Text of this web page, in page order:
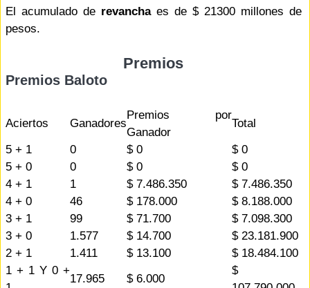
El acumulado de revanchaes de $ 21300 millones de
pesos.
Premios
Premios Baloto
Aciertos Ganadores
Premios por
Ganador
Total
5 + 1
0 $ 0
$ 0
5 + 0
0 $ 0
$ 0
4 + 1
1 $ 7.486.350
$ 7.486.350
4 + 0
46 $ 178.000
$ 8.188.000
3 + 1
99 $ 71.700
$ 7.098.300
3 + 0
1.577 $ 14.700
$ 23.181.900
2 + 1
1.411 $ 13.100
$ 18.484.100
1 + 1 Y 0 +
17.965 $ 6.000
$